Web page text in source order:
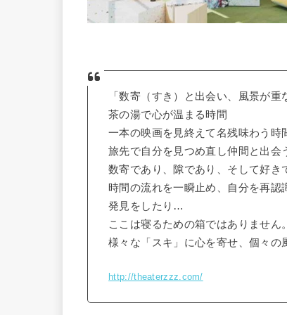
「数寄（すき）と出会い、風景が
茶の湯で心が温まる時間
一本の映画を見終えて名残味わう時
旅先で自分を見つめ直し仲間と出会
数寄であり、隙であり、そして好き
時間の流れを一瞬止め、自分を再
発見をしたり…
ここは寝るための箱ではありません。
様々な「スキ」に心を寄せ、個々の
http://theaterzzz.com/